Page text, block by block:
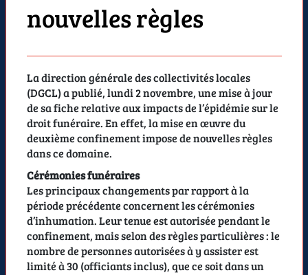
nouvelles règles
La direction générale des collectivités locales
(DGCL) a publié, lundi 2 novembre, une mise à jour
de sa fiche relative aux impacts de l’épidémie sur le
droit funéraire. En effet, la mise en œuvre du
deuxième confinement impose de nouvelles règles
dans ce domaine.
Cérémonies funéraires
Les principaux changements par rapport à la
période précédente concernent les cérémonies
d’inhumation. Leur tenue est autorisée pendant le
confinement, mais selon des règles particulières : le
nombre de personnes autorisées à y assister est
limité à 30 (officiants inclus), que ce soit dans un